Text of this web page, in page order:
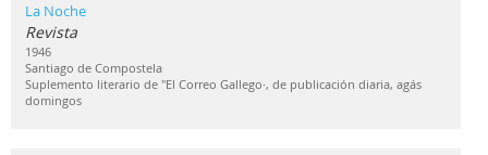
La Noche
Revista
1946
Santiago de Compostela
Suplemento literario de "El Correo Gallego·, de publicación diaria, agás
domingos